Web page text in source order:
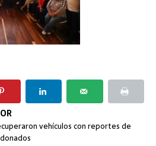
vehículos con reportes de